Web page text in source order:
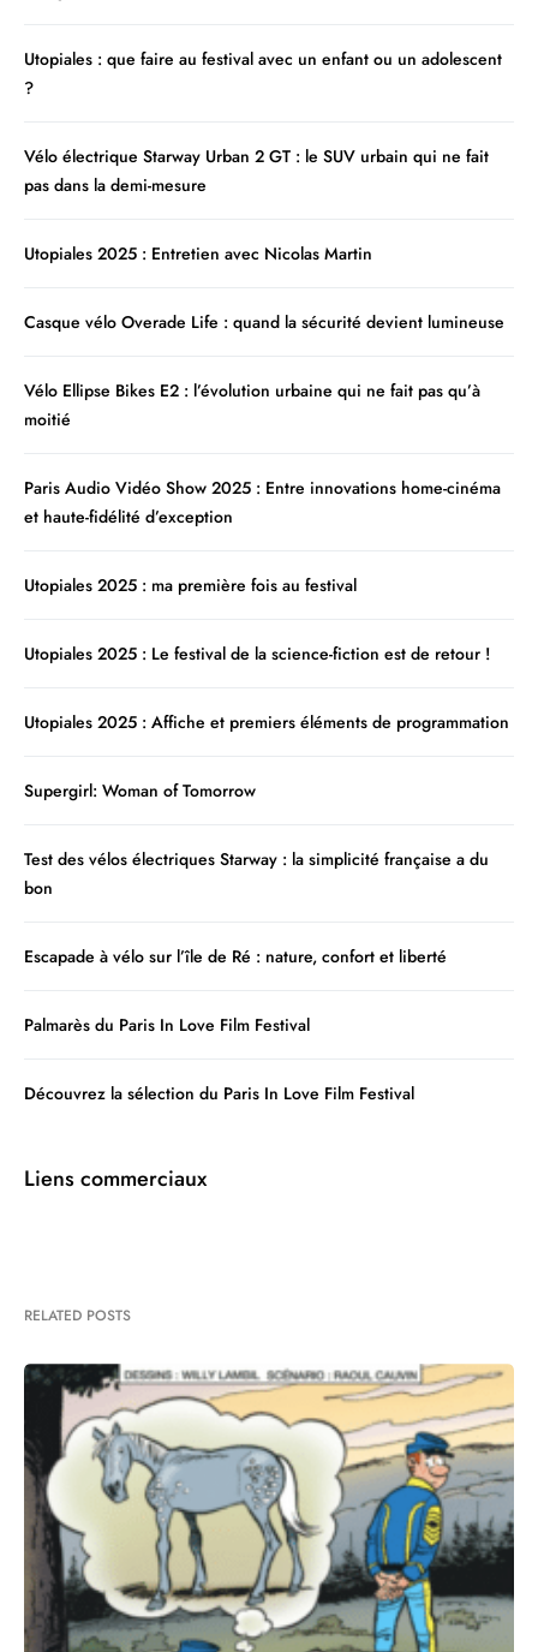
Utopiales : que faire au festival avec un enfant ou un adolescent
?
Vélo électrique Starway Urban 2 GT : le SUV urbain qui ne fait
pas dans la demi-mesure
Utopiales 2025 : Entretien avec Nicolas Martin
Casque vélo Overade Life : quand la sécurité devient lumineuse
Vélo Ellipse Bikes E2 : l’évolution urbaine qui ne fait pas qu’à
moitié
Paris Audio Vidéo Show 2025 : Entre innovations home-cinéma
et haute-fidélité d’exception
Utopiales 2025 : ma première fois au festival
Utopiales 2025 : Le festival de la science-fiction est de retour !
Utopiales 2025 : Affiche et premiers éléments de programmation
Supergirl: Woman of Tomorrow
Test des vélos électriques Starway : la simplicité française a du
bon
Escapade à vélo sur l’île de Ré : nature, confort et liberté
Palmarès du Paris In Love Film Festival
Découvrez la sélection du Paris In Love Film Festival
Liens commerciaux
RELATED POSTS